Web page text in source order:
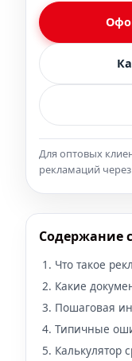
Для оптовых
рекламаций
Содержание
Что такое
Какие
Пошаговая
Типичные
Калькулятор